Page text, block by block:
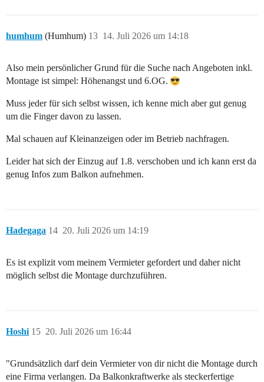
humhum (Humhum) 14. Juli 2026 um 14:18
13
Also mein persönlicher Grund für die Suche nach Angeboten inkl.
Montage ist simpel: Höhenangst und 6.OG.
Muss jeder für sich selbst wissen, ich kenne mich aber gut genug
um die Finger davon zu lassen.
Mal schauen auf Kleinanzeigen oder im Betrieb nachfragen.
Leider hat sich der Einzug auf 1.8. verschoben und ich kann erst da
genug Infos zum Balkon aufnehmen.
Hadegaga 20. Juli 2026 um 14:19
14
Es ist explizit vom meinem Vermieter gefordert und daher nicht
möglich selbst die Montage durchzuführen.
Hoshi 20. Juli 2026 um 16:44
15
"Grundsätzlich darf dein Vermieter von dir nicht die Montage durch
eine Firma verlangen. Da Balkonkraftwerke als steckerfertige